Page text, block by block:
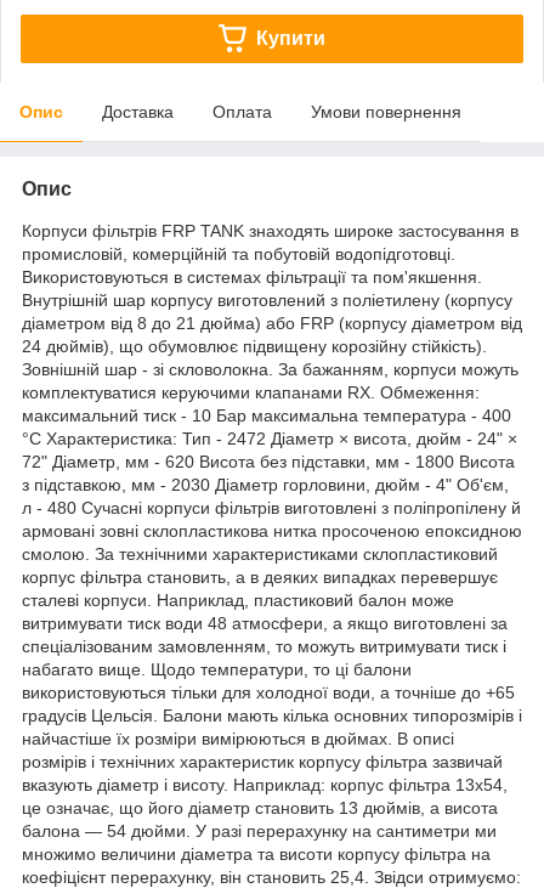
Купити
Опис Доставка Оплата Умови повернення
Опис
Корпуси фільтрів FRP TANK знаходять широке застосування в
промисловій, комерційній та побутовій водопідготовці.
Використовуються в системах фільтрації та пом'якшення.
Внутрішній шар корпусу виготовлений з поліетилену (корпусу
діаметром від 8 до 21 дюйма) або FRP (корпусу діаметром від
24 дюймів), що обумовлює підвищену корозійну стійкість).
Зовнішній шар - зі скловолокна. За бажанням, корпуси можуть
комплектуватися керуючими клапанами RX. Обмеження:
максимальний тиск - 10 Бар максимальна температура - 400
°C Характеристика: Тип - 2472 Діаметр × висота, дюйм - 24" ×
72" Діаметр, мм - 620 Висота без підставки, мм - 1800 Висота
з підставкою, мм - 2030 Діаметр горловини, дюйм - 4" Об'єм,
л - 480 Сучасні корпуси фільтрів виготовлені з поліпропілену й
армовані зовні склопластикова нитка просоченою епоксидною
смолою. За технічними характеристиками склопластиковий
корпус фільтра становить, а в деяких випадках перевершує
сталеві корпуси. Наприклад, пластиковий балон може
витримувати тиск води 48 атмосфери, а якщо виготовлені за
спеціалізованим замовленням, то можуть витримувати тиск і
набагато вище. Щодо температури, то ці балони
використовуються тільки для холодної води, а точніше до +65
градусів Цельсія. Балони мають кілька основних типорозмірів і
найчастіше їх розміри вимірюються в дюймах. В описі
розмірів і технічних характеристик корпусу фільтра зазвичай
вказують діаметр і висоту. Наприклад: корпус фільтра 13х54,
це означає, що його діаметр становить 13 дюймів, а висота
балона — 54 дюйми. У разі перерахунку на сантиметри ми
множимо величини діаметра та висоти корпусу фільтра на
коефіцієнт перерахунку, він становить 25,4. Звідси отримуємо: